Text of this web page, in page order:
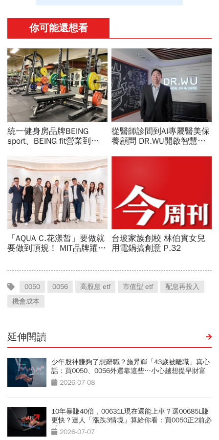
0050 0056 高股息 etf 市值型 etf
配息再投入
機會成本
延伸閱讀
少年股神賺夠了想辭職？施昇輝「43歲被離職」真心
話：買0050、0056外還靠這些…小心越想提早財富
自由離越遠
2026-07-08
10年暴賺40倍，00631L現在還能上車？選00685L賺
更快？達人「漲跌3情境」算給你看：買0050正2前必
看 2026-07-07